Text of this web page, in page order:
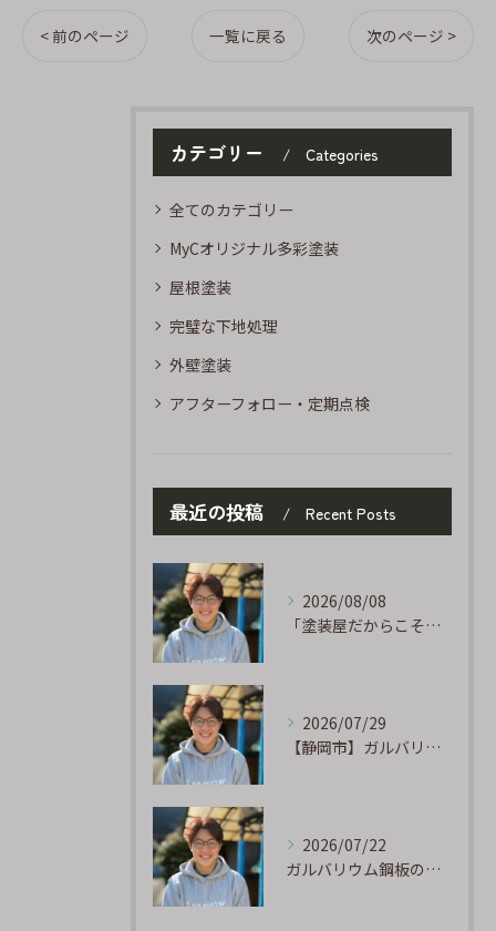
< 前のページ 一覧に戻る 次のページ >
カテゴリー Categories
全てのカテゴリー
MyCオリジナル多彩塗装
屋根塗装
完璧な下地処理
外壁塗装
アフターフォロー・定期点検
最近の投稿 Recent Posts
2026/08/08
「塗装屋だからこそ分かる防水の話」〜下地処理が寿命を決める〜
2026/07/29
【静岡市】ガルバリウム外壁のサビ補修｜タッチアップ塗装の手順を職人が解説
2026/07/22
ガルバリウム鋼板の「傷」と「チョーキング」、実は深くつながっています